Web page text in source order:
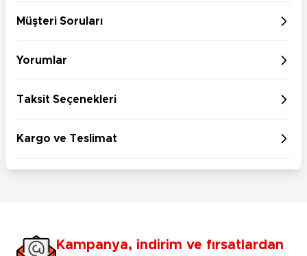
Müşteri Soruları
Yorumlar
Taksit Seçenekleri
Kargo ve Teslimat
Kampanya, indirim ve fırsatlardan